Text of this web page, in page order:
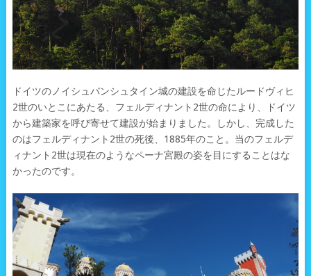
ドイツのノイシュバンシュタイン城の建設を命じたルードヴィヒ
2世のいとこにあたる、フェルディナント2世の命により、ドイツ
から建築家を呼び寄せて建設が始まりました。しかし、完成した
のはフェルディナント2世の死後、1885年のこと。当のフェルデ
ィナント2世は現在のようなペーナ宮殿の姿を目にすることはな
かったのです。